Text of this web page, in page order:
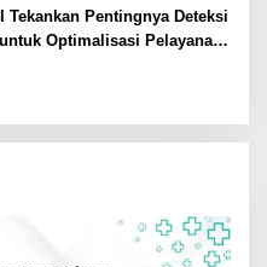
Tekankan Pentingnya Deteksi
Optimalisasi Pelayanan